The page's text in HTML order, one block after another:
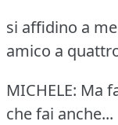
si affidino a
amico a
MICHELE: Ma
che fai anche...